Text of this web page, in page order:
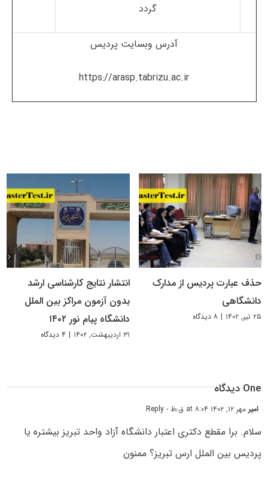
گردد
آدرس وبسایت پردیس
https://arasp.tabrizu.ac.ir
حذف عبارت پردیس از مدارک
دانشگاهی
۲۵ تیر, ۱۴۰۲ | ۸ دیدگاه
انتشار نتایج کارشناسی ارشد
بدون آزمون مراکز بین‌ الملل
دانشگاه پیام نور ۱۴۰۲
۳۱ اردیبهشت, ۱۴۰۲ | ۴ دیدگاه
One دیدگاه
امیر مهر ۱۲, ۱۴۰۲ at ۸:۰۴ ق٫ظ - Reply
سلام. برا مقطع دکتری اعتبار دانشگاه آزاد واحد تبریز بیشتره یا
پردیس بین الملل ارس تبریز؟ ممنون